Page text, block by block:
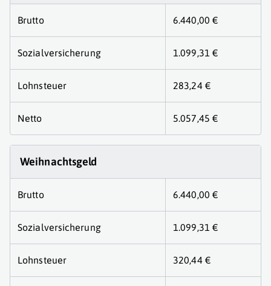
Brutto 6.440,00 €
Sozialversicherung 1.099,31 €
Lohnsteuer 283,24 €
Netto 5.057,45 €
Weihnachtsgeld
Brutto 6.440,00 €
Sozialversicherung 1.099,31 €
Lohnsteuer 320,44 €